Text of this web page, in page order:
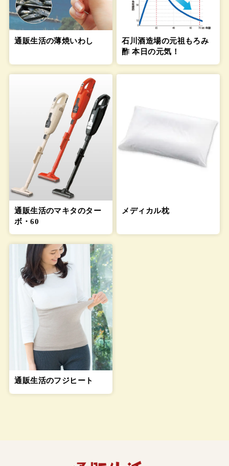
通販生活の薄焼いわし
石川酒造場の元祖もろみ
酢 本日の元気！
通販生活のマキタのター
ボ・60
メディカル枕
通販生活のフジヒート